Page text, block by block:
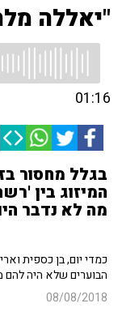
"יאללה
01:16
בגלל מחסור
המיזוג בין
מה לא נדבר
כמדי יום, בן כספית
הבוערים שלא היה להם
08/08/2018